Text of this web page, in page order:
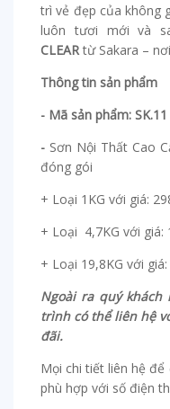
trì vẻ đẹp của không
luôn tươi mới và
CLEARtừ Sakara –
Thông tin sản phẩm
- Mã sản phẩm: SK.11
- Sơn Nội Thất Cao
đóng gói
+ Loại 1KG với giá:
+ Loại 4,7KG với giá:
+ Loại 19,8KG với
Ngoài ra quý
trình có thể liên hệ
đãi.
Mọi chi tiết liên hệ
phù hợp với số điện